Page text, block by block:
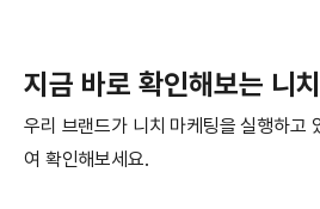
지금 바로 확인해보는 니
우리 브랜드가 니치 마케팅을 실행하고
여 확인해보세요.